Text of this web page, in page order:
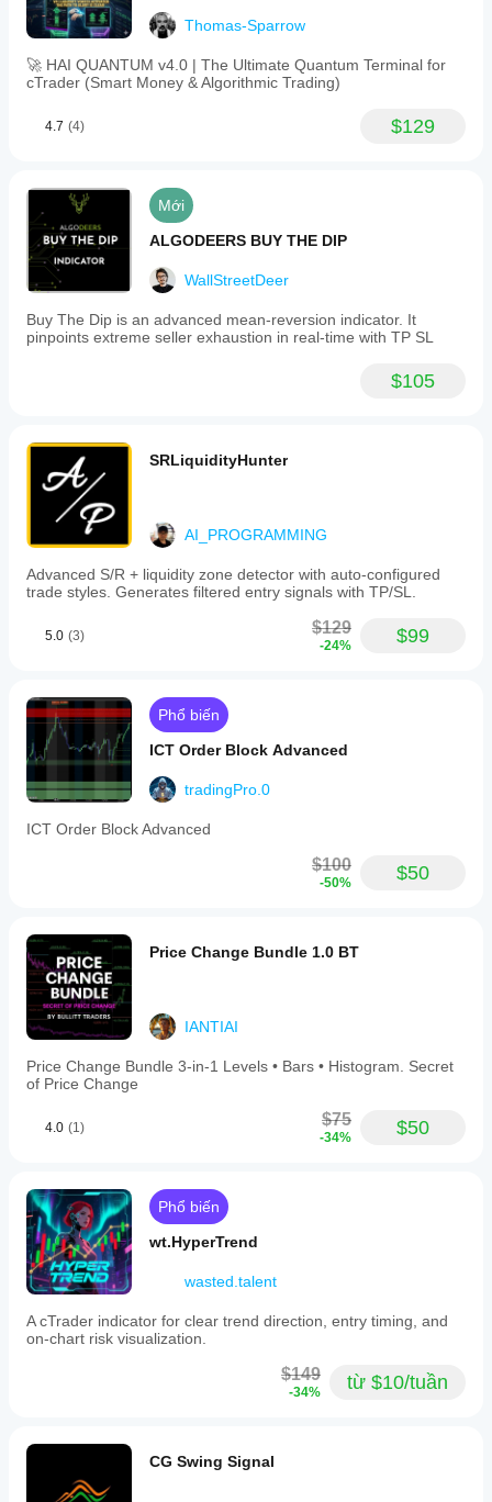
Thomas-Sparrow
🚀 HAI QUANTUM v4.0 | The Ultimate Quantum Terminal for
cTrader (Smart Money & Algorithmic Trading)
4.7 (4) $129
Mới
ALGODEERS BUY THE DIP
WallStreetDeer
Buy The Dip is an advanced mean-reversion indicator. It
pinpoints extreme seller exhaustion in real-time with TP SL
$105
SRLiquidityHunter
AI_PROGRAMMING
Advanced S/R + liquidity zone detector with auto-configured
trade styles. Generates filtered entry signals with TP/SL.
5.0 (3) $129
-24% $99
Phổ biến
ICT Order Block Advanced
tradingPro.0
ICT Order Block Advanced
$100
-50% $50
Price Change Bundle 1.0 BT
IANTIAI
Price Change Bundle 3-in-1 Levels • Bars • Histogram. Secret
of Price Change
4.0 (1) $75
-34% $50
Phổ biến
wt.HyperTrend
wasted.talent
A cTrader indicator for clear trend direction, entry timing, and
on-chart risk visualization.
$149
-34% từ $10/tuần
CG Swing Signal